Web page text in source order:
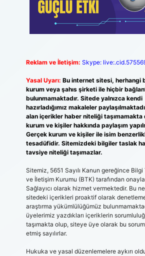
Reklam ve İletişim: Skype:
Yasal Uyarı: Bu internet sitesi, herhangi
kurum veya şahıs şirketi ile hiçbir
bulunmamaktadır. Sitede yalnızca kendi
hazırladığımız makaleler
alan içerikler haber niteliği taşımamakta
kurum ve kişiler hakkında paylaşım
Gerçek kurum ve kişiler ile isim
tesadüfidir. Sitemizdeki bilgiler taslak
tavsiye niteliği taşımazlar.
Sitemiz, 5651 Sayılı Kanun gereğince
ve İletişim Kurumu (BTK) tarafından
Sağlayıcı olarak hizmet vermektedir. Bu
sitedeki içerikleri proaktif olarak
araştırma yükümlülüğümüz
üyelerimiz yazdıkları içeriklerin
taşımakta olup, siteye üye olarak bu
etmiş sayılırlar.
Hukuka ve yasal düzenlemelere aykırı